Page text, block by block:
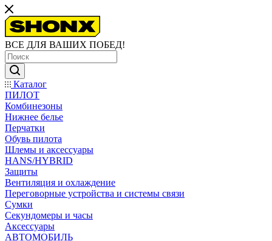
ВСЕ ДЛЯ ВАШИХ ПОБЕД!
Каталог
ПИЛОТ
Комбинезоны
Нижнее белье
Перчатки
Обувь пилота
Шлемы и аксессуары
HANS/HYBRID
Защиты
Вентиляция и охлаждение
Переговорные устройства и системы связи
Сумки
Секундомеры и часы
Аксессуары
АВТОМОБИЛЬ